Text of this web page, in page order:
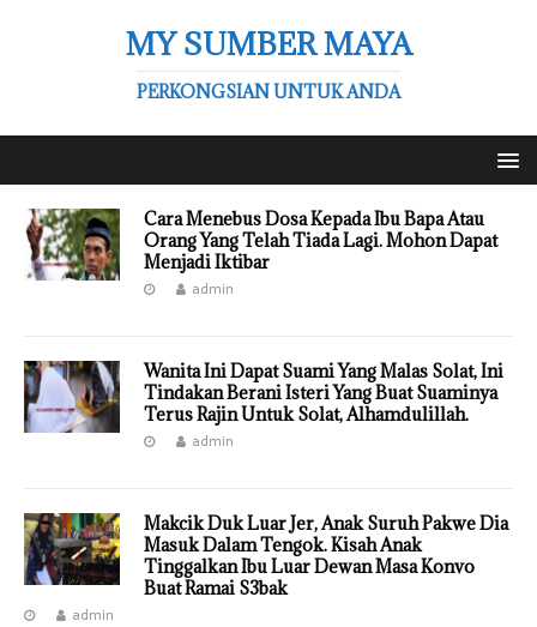
MY SUMBER MAYA
PERKONGSIAN UNTUK ANDA
Cara Menebus Dosa Kepada Ibu Bapa Atau
Orang Yang Telah Tiada Lagi. Mohon Dapat
Menjadi Iktibar
admin
Wanita Ini Dapat Suami Yang Malas Solat, Ini
Tindakan Berani Isteri Yang Buat Suaminya
Terus Rajin Untuk Solat, Alhamdulillah.
admin
Makcik Duk Luar Jer, Anak Suruh Pakwe Dia
Masuk Dalam Tengok. Kisah Anak
Tinggalkan Ibu Luar Dewan Masa Konvo
Buat Ramai S3bak
admin